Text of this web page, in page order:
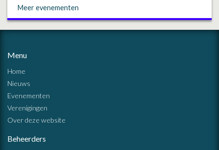
Meer evenementen
Menu
Home
Nieuws
Evenementen
Verenigingen
Over deze website
Beheerders